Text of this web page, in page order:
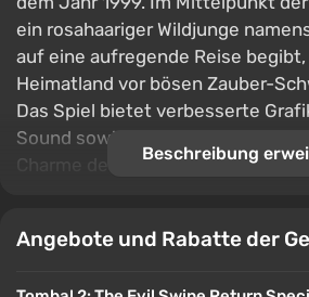
ein rosahaariger Wildjunge
auf eine aufregende Reise begibt,
Heimatland vor bösen Zauber-
Das Spiel bietet verbesserte
Sound sowie neue Levels und
Charme des Originals erhalten
Beschreibung
Angebote und Rabatte der